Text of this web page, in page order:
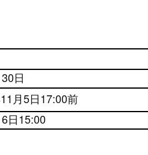
30日
11 月5日17:00前
6日15:00